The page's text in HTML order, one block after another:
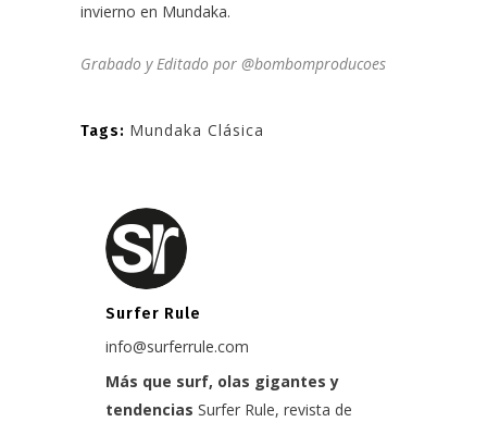
invierno en Mundaka.
Grabado y Editado por @bombomproducoes
Tags: Mundaka Clásica
Surfer Rule
info@surferrule.com
Más que surf, olas gigantes y
tendencias Surfer Rule, revista de